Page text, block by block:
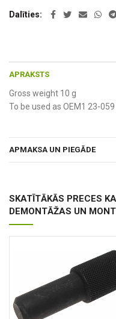
Dalīties
APRAKSTS
Gross weight 10 g
To be used as OEM1 23-
APMAKSA UN PIEGĀDE
SKATĪTĀKĀS PRECES
DEMONTĀŽAS UN